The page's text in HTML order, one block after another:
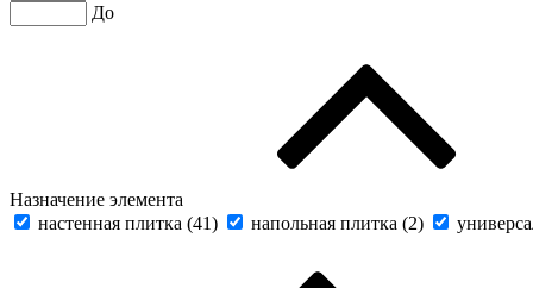
До
Назначение элемента
настенная плитка (41) напольная плитка (2)